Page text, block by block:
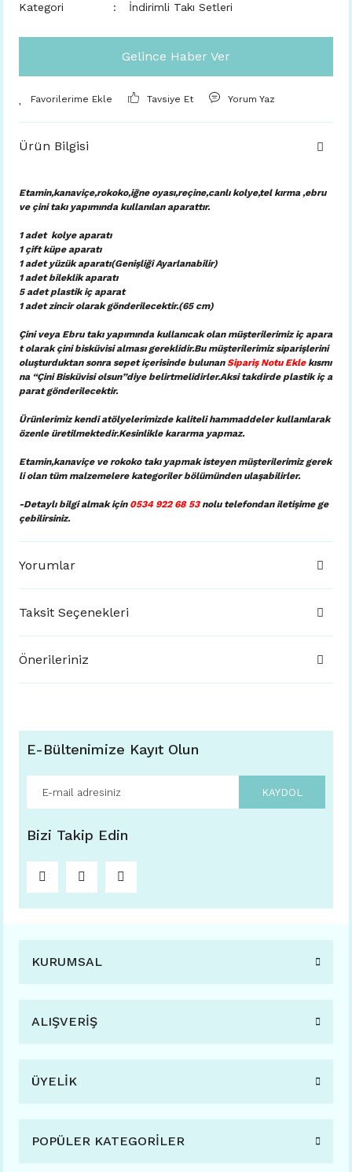
Kategori İndirimli Takı Setleri
Gelince Haber Ver
Tavsiye Et Yorum Yaz
Ürün Bilgisi
Etamin,kanaviçe,rokoko,iğne oyası,reçine,canlı kolye,tel kırma ,ebru
ve çini takı yapımında kullanılan aparattır.
1 adet kolye aparatı
1 çift küpe aparatı
1 adet yüzük aparatı(Genişliği Ayarlanabilir)
1 adet bileklik aparatı
5 adet plastik iç aparat
1 adet zincir olarak gönderilecektir.(65 cm)
Çini veya Ebru takı yapımında kullanıcak olan müşterilerimiz iç apara
t olarak çini bisküvisi alması gereklidir.Bu müşterilerimiz siparişlerini
oluşturduktan sonra sepet içerisinde bulunanSipariş Notu Eklekısmı
na “Çini Bisküvisi olsun”diye belirtmelidirler.Aksi takdirde plastik iç a
parat gönderilecektir.
Ürünlerimiz kendi atölyelerimizde kaliteli hammaddeler kullanılarak
özenle üretilmektedir.Kesinlikle kararma yapmaz.
Etamin,kanaviçe ve rokoko takı yapmak isteyen müşterilerimiz gerek
li olan tüm malzemelere kategoriler bölümünden ulaşabilirler.
-Detaylı bilgi almak için 0534 922 68 53nolu telefondan iletişime ge
çebilirsiniz.
Yorumlar
Taksit Seçenekleri
Önerileriniz
E-Bültenimize Kayıt Olun
KAYDOL
Bizi Takip Edin
KURUMSAL
ALIŞVERİŞ
ÜYELİK
POPÜLER KATEGORİLER